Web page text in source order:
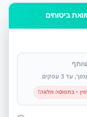
ביטוחים
עד 3 עסקים
- בתפוסה מלאה!